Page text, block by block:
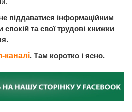
піддаватися інформаційним
спокій та свої трудові книжки
каналі. Там коротко і ясно.